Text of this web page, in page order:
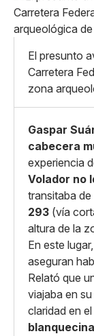
Linkedin
Facebook
X
Copiar
El presunto
Carretera
zona
Gaspar
cabecera
experiencia
Volador no
transitaba
293 (vía
altura de la
En este
aseguran
Relató que
viajaba en
claridad en
blanquecina